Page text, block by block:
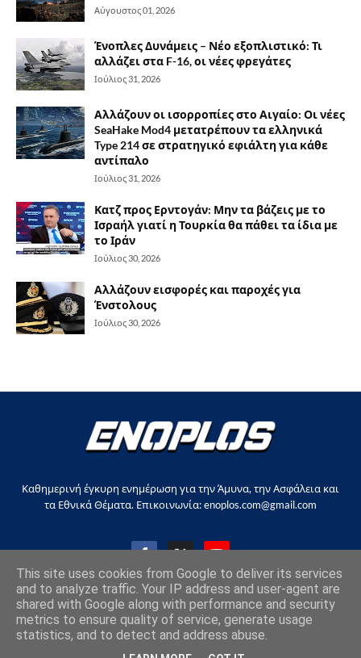
Αύγουστος 01, 2026
Ένοπλες Δυνάμεις – Νέο εξοπλιστικό: Τι
αλλάζει στα F-16, οι νέες φρεγάτες
Ιούλιος 31, 2026
Αλλάζουν οι ισορροπίες στο Αιγαίο: Οι νέες
SeaHake Mod4 μετατρέπουν τα ελληνικά
Type 214 σε στρατηγικό εφιάλτη για κάθε
αντίπαλο
Ιούλιος 31, 2026
Κατζ προς Ερντογάν: Μην τα βάζεις με το
Ισραήλ γιατί η Τουρκία θα πάθει τα ίδια με
το Ιράν
Ιούλιος 30, 2026
Αλλάζουν εισφορές και παροχές για
Ένστολους
Ιούλιος 30, 2026
Καθημερινή έγκυρη ενημέρωση για την Άμυνα, την Ασφάλεια και
τα Εθνικά Θέματα. Επικοινωνία: enoplos.com@gmail.com
Copyright © 2017-2026, all rights reserved |enoplos.gr
This site uses cookies from Google to deliver its services
and to analyze traffic. Your IP address and user-agent are
shared with Google along with performance and security
metrics to ensure quality of service, generate usage
statistics, and to detect and address abuse.